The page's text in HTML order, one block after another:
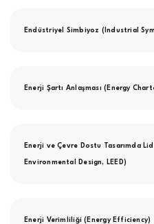
Endüstriyel Simbiyoz (Industrial
Enerji Şartı Anlaşması (Energy
Enerji ve Çevre Dostu Tasarımda
Environmental Design, LEED)
Enerji Verimliliği (Energy Efficiency)